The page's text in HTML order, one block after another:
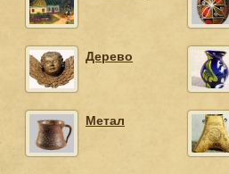
Дерево
Метал